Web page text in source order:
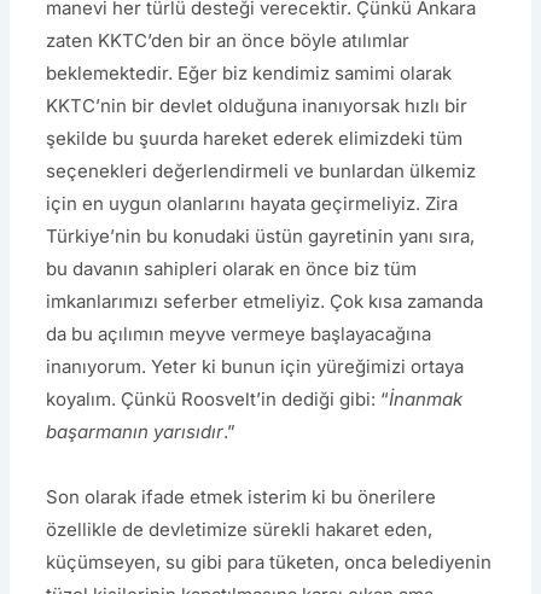
manevi her türlü desteği verecektir. Çünkü Ankara
zaten KKTC’den bir an önce böyle atılımlar
beklemektedir. Eğer biz kendimiz samimi olarak
KKTC’nin bir devlet olduğuna inanıyorsak hızlı bir
şekilde bu şuurda hareket ederek elimizdeki tüm
seçenekleri değerlendirmeli ve bunlardan ülkemiz
için en uygun olanlarını hayata geçirmeliyiz. Zira
Türkiye’nin bu konudaki üstün gayretinin yanı sıra,
bu davanın sahipleri olarak en önce biz tüm
imkanlarımızı seferber etmeliyiz. Çok kısa zamanda
da bu açılımın meyve vermeye başlayacağına
inanıyorum. Yeter ki bunun için yüreğimizi ortaya
koyalım. Çünkü Roosvelt’in dediği gibi: “İnanmak
başarmanın yarısıdır.”
Son olarak ifade etmek isterim ki bu önerilere
özellikle de devletimize sürekli hakaret eden,
küçümseyen, su gibi para tüketen, onca belediyenin